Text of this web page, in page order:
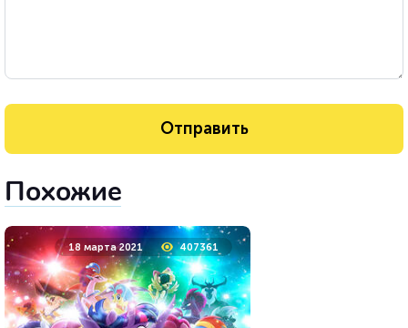
Похожие
18 марта 2021 407361